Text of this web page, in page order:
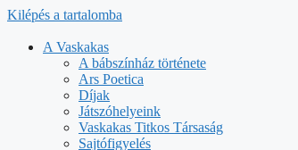
Kilépés a tartalomba
A Vaskakas
A bábszínház története
Ars Poetica
Díjak
Játszóhelyeink
Vaskakas Titkos Társaság
Sajtófigyelés